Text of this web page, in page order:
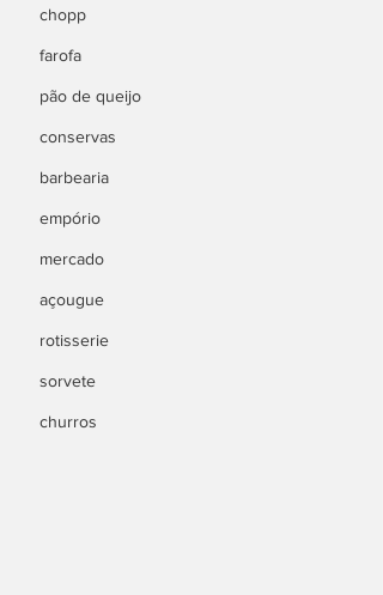
chopp
farofa
pão de queijo
conservas
barbearia
empório
mercado
açougue
rotisserie
sorvete
churros